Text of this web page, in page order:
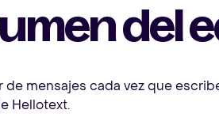
del
de mensajes cada vez que
Hellotext.